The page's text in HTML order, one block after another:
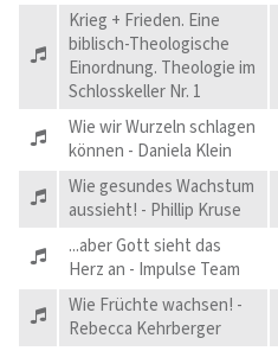
Krieg + Frieden. Eine
biblisch-Theologische
Einordnung. Theologie im
Schlosskeller Nr. 1
Wie wir Wurzeln schlagen
können - Daniela Klein
Wie gesundes Wachstum
aussieht! - Phillip Kruse
...aber Gott sieht das
Herz an - Impulse Team
Wie Früchte wachsen! -
Rebecca Kehrberger